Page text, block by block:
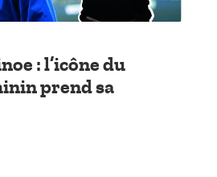
: l’icône du
prend sa